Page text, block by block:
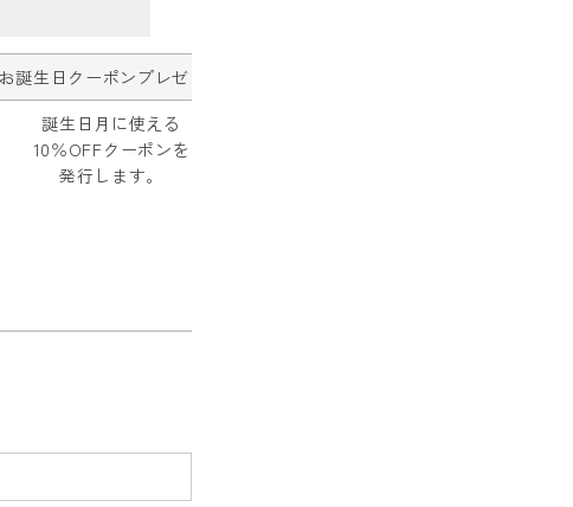
お誕生日クーポンプレゼント
誕生日月に使える
10％OFFクーポンを
発行します。